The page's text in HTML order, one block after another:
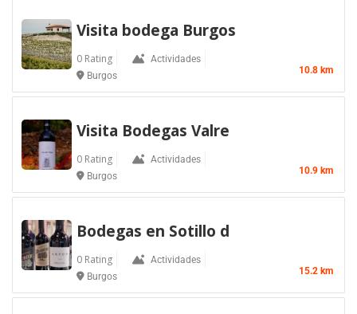
Visita bodega Burgos
0 Rating
Actividades
Burgos
10.8 km
Visita Bodegas Valre
0 Rating
Actividades
Burgos
10.9 km
Bodegas en Sotillo d
0 Rating
Actividades
Burgos
15.2 km